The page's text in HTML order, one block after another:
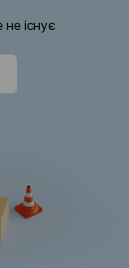
не існує